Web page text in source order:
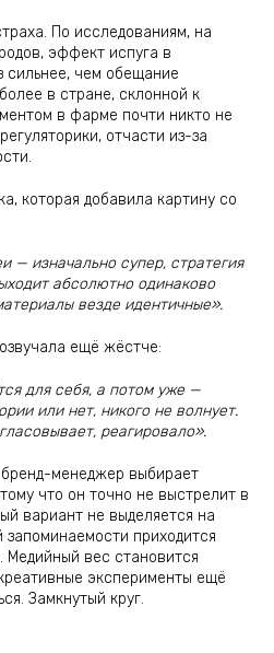
По исследованиям, на
эффект испуга в
сильнее, чем обещание
в стране, склонной к
в фарме почти никто не
отчасти из-за
которая добавила картину со
— изначально супер, стратегия
абсолютно одинаково
везде идентичные».
ещё жёстче:
для себя, а потом уже —
или нет, никого не волнует.
реагировало».
менеджер выбирает
что он точно не выстрелит в
вариант не выделяется на
приходится
вес становится
эксперименты ещё
Замкнутый круг.